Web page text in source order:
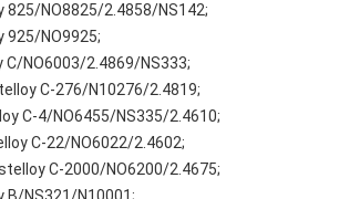
825/NO8825/2.4858/NS142;
925/NO9925;
C/NO6003/2.4869/NS333;
C-276/N10276/2.4819;
C-4/NO6455/NS335/2.4610;
C-22/NO6022/2.4602;
C-2000/NO6200/2.4675;